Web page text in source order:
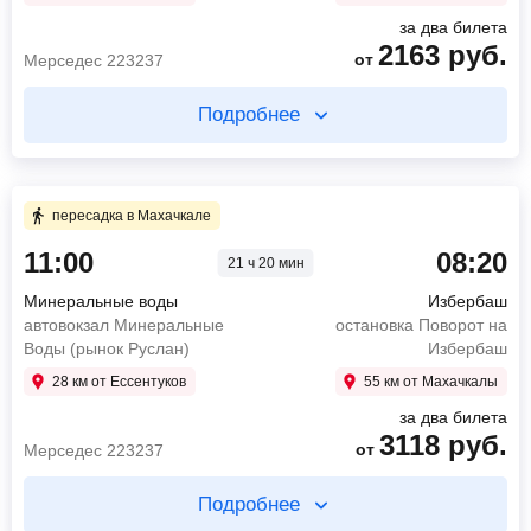
пр. И. Шамиля, д. 78
Аэропорт Махачкала (Уйташ), д. 1
руб.
Мерседес 223237
за два билета
от 2163 руб.
Подробнее
6 ч 30 мин в пути
11:00
Минеральные воды
17:30
Махачкала
автовокзал Северный
Мерседес 223237 от 1998 руб.
пересадка в Махачкале
11:00 21 ч 20 мин
Минеральные воды
автовокзал Минеральные
Воды (рынок Руслан)
28 км от Ессентуков
08:20
Избербаш
остановка Поворот на
Избербаш
55 км от Махачкалы
Мерседес 223237
за два билета
от 3118 руб.
Подробнее